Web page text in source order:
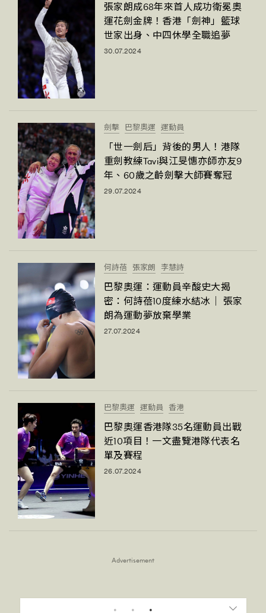
張家朗成68年來首人成功衛冕奧
運花劍金牌！香港「劍神」籃球
世家出身、中四休學全職追夢
30.07.2024
劍擊 巴黎奧運 運動員
「世一劍后」背後的男人！港隊
重劍教練Tavi與江旻憓亦師亦友9
年、60歲之齡劍擊大師賽奪冠
29.07.2024
何詩蓓 張家朗 李慧詩
巴黎奧運：運動員辛酸史大揭
密：何詩蓓10度練水結冰｜ 張家
朗為運動夢放棄學業
27.07.2024
巴黎奧運 運動員 香港
巴黎奧運香港隊35名運動員出戰
近10項目！一文盡覽港隊代表名
單及賽程
26.07.2024
Advertisement
4